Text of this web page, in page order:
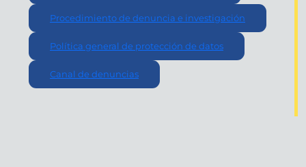
Procedimiento de denuncia e investigación
Política general de protección de datos
Canal de denuncias